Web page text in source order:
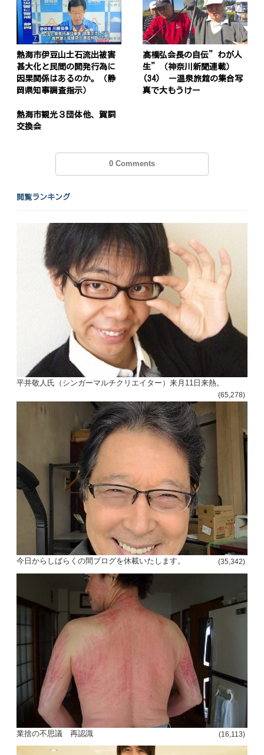
熱海市伊豆山土石流出被害
甚大化と民間の開発行為に
因果関係はあるのか。（静
岡県知事調査指示）
髙橋弘会長の自伝”わが人
生”（神奈川新聞連載）
(34) ー温泉旅館の集合写
真で大もうけー
熱海市観光３団体他、賀詞
交換会
0 Comments
閲覧ランキング
平井敬人氏（シンガーマルチクリエイター）来月11日来熱。
(65,278)
今日からしばらくの間ブログを休載いたします。 (35,342)
業捨の不思議 再認識 (16,113)